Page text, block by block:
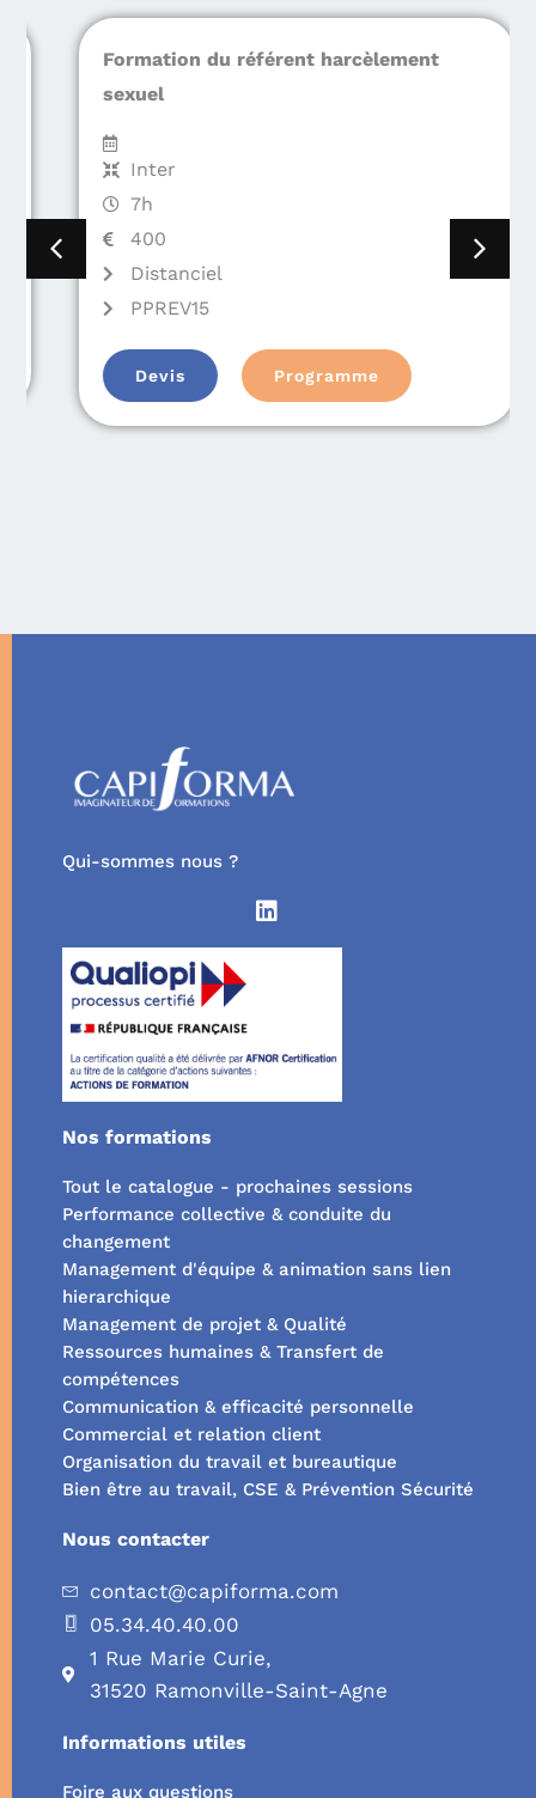
Formation du référent harcèlement
sexuel
Inter
7h
400
Distanciel
PPREV15
Devis Programme
Qui-sommes nous ?
Nos formations
Tout le catalogue - prochaines sessions
Performance collective & conduite du
changement
Management d'équipe & animation sans lien
hierarchique
Management de projet & Qualité
Ressources humaines & Transfert de
compétences
Communication & efficacité personnelle
Commercial et relation client
Organisation du travail et bureautique
Bien être au travail, CSE & Prévention Sécurité
Nous contacter
contact@capiforma.com
05.34.40.40.00
1 Rue Marie Curie,
31520 Ramonville-Saint-Agne
Informations utiles
Foire aux questions